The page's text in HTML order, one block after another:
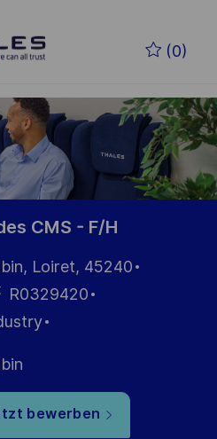
(0)
CMS - F/H
Loiret, 45240
R0329420
bewerben